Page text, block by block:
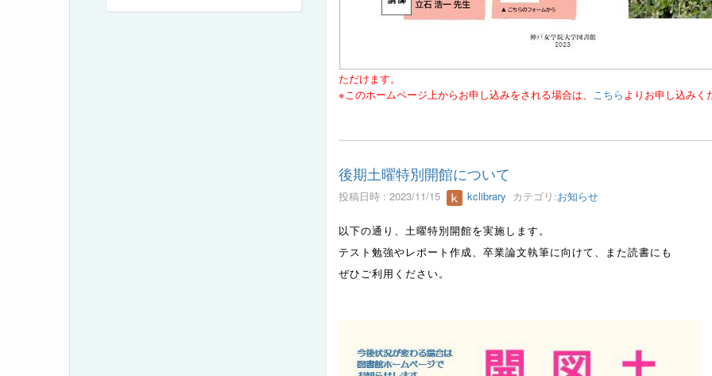
ただけます。
※このホームページ上からお申し込みをされる場合は、 こちらよりお申し込みく
後期土曜特別開館について
投稿日時 : 2023/11/15 kclibrary カテゴリ:お知らせ
以下の通り、土曜特別開館を実施します。
テスト勉強やレポート作成、卒業論文執筆に向けて、また読書にも
ぜひご利用ください。